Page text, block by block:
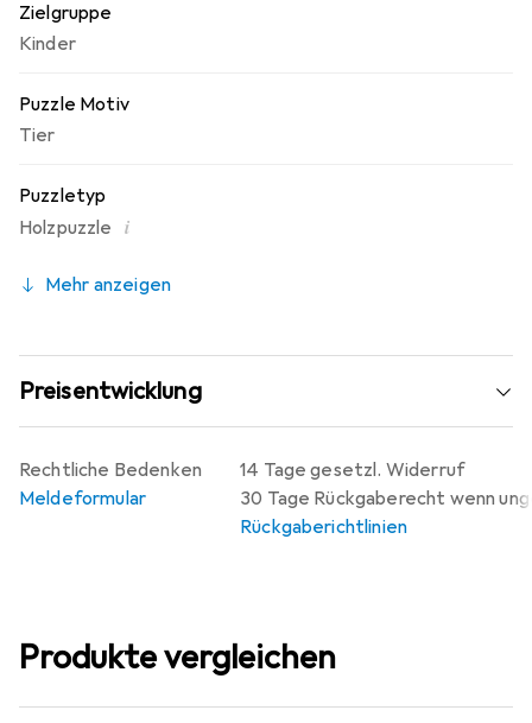
Zielgruppe
Kinder
Puzzle Motiv
Tier
Puzzletyp
Holzpuzzle i
Mehr anzeigen
Preisentwicklung
14 Tage gesetzl. Widerruf
30 Tage Rückgaberecht wenn
Rückgaberichtlinien
Rechtliche Bedenken
Meldeformular
Produkte vergleichen